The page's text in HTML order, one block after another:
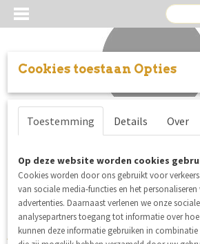
Inloggen Registreren
Probeert u het later nog eens!
Cookies toestaan Opties
Toestemming Details Over
Op deze website worden cookies
Cookies worden door ons gebruikt voor
van sociale media-functies en het
advertenties. Daarnaast verlenen we onze
analysepartners toegang tot informatie over
kunnen deze informatie gebruiken in combinatie